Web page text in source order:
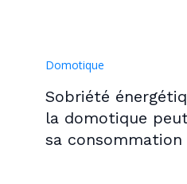
Domotique
Sobriété
la domotique
sa consommation